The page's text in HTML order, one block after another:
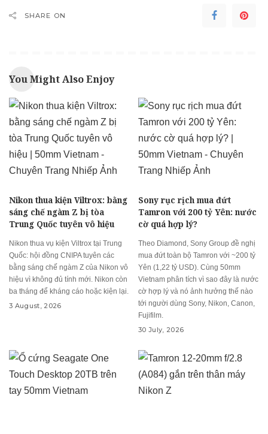
SHARE ON
You Might Also Enjoy
Nikon thua kiện Viltrox: bằng
sáng chế ngàm Z bị tòa
Trung Quốc tuyên vô hiệu
Nikon thua vụ kiện Viltrox tại Trung
Quốc: hội đồng CNIPA tuyên các
bằng sáng chế ngàm Z của Nikon vô
hiệu vì không đủ tính mới. Nikon còn
ba tháng để kháng cáo hoặc kiện lại.
3 August, 2026
Sony rục rịch mua đứt
Tamron với 200 tỷ Yên: nước
cờ quá hợp lý?
Theo Diamond, Sony Group đề nghị
mua đứt toàn bộ Tamron với ~200 tỷ
Yên (1,22 tỷ USD). Cùng 50mm
Vietnam phân tích vì sao đây là nước
cờ hợp lý và nó ảnh hưởng thế nào
tới người dùng Sony, Nikon, Canon,
Fujifilm.
30 July, 2026